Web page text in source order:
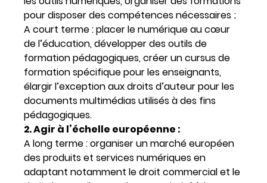
pour disposer des compétences nécessaires ;
A court terme : placer le numérique au cœur
de l’éducation, développer des outils de
formation pédagogiques, créer un cursus de
formation spécifique pour les enseignants,
élargir l’exception aux droits d’auteur pour les
documents multimédias utilisés à des fins
pédagogiques.
2. Agir à l’échelle européenne :
A long terme : organiser un marché européen
des produits et services numériques en
adaptant notamment le droit commercial et le